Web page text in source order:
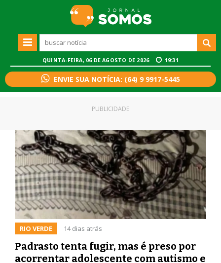
QUINTA-FEIRA, 06 DE AGOSTO DE 2026 19:31
ENVIE SUA NOTÍCIA: (64) 9 9917-5445
RIO VERDE 14 dias atrás
Padrasto tenta fugir, mas é preso por
acorrentar adolescente com autismo e
PUBLICIDADE